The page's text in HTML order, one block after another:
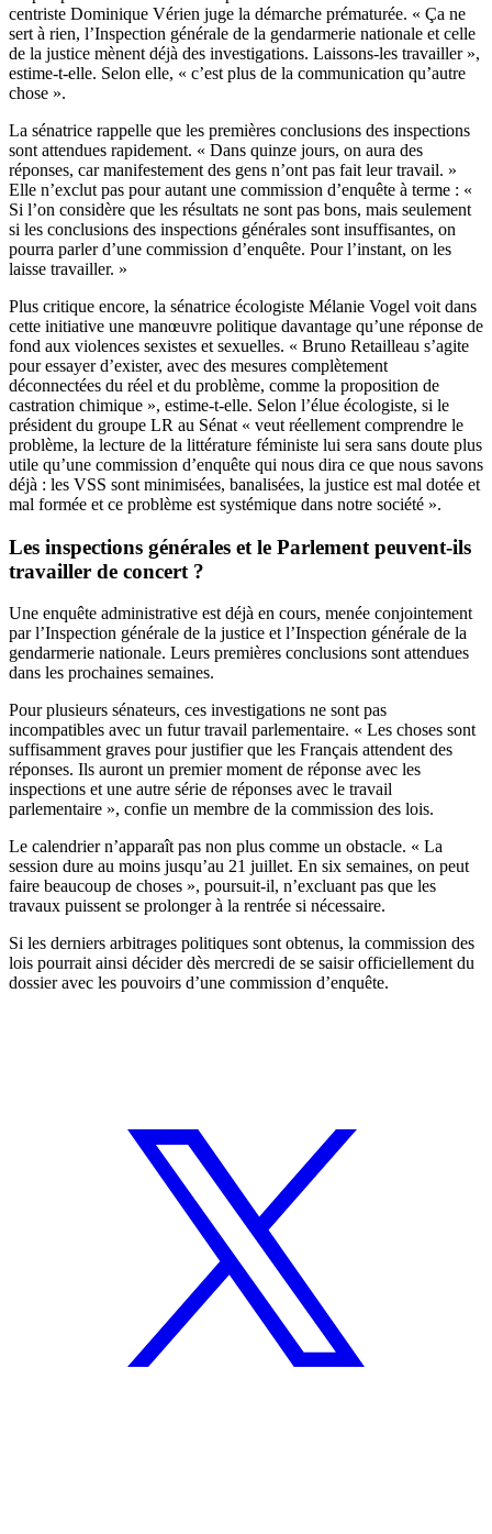
centriste Dominique Vérien juge la démarche prématurée. « Ça ne
sert à rien, l’Inspection générale de la gendarmerie nationale et celle
de la justice mènent déjà des investigations. Laissons-les travailler »,
estime-t-elle. Selon elle, « c’est plus de la communication qu’autre
chose ».
La sénatrice rappelle que les premières conclusions des inspections
sont attendues rapidement. « Dans quinze jours, on aura des
réponses, car manifestement des gens n’ont pas fait leur travail. »
Elle n’exclut pas pour autant une commission d’enquête à terme : «
Si l’on considère que les résultats ne sont pas bons, mais seulement
si les conclusions des inspections générales sont insuffisantes, on
pourra parler d’une commission d’enquête. Pour l’instant, on les
laisse travailler. »
Plus critique encore, la sénatrice écologiste Mélanie Vogel voit dans
cette initiative une manœuvre politique davantage qu’une réponse de
fond aux violences sexistes et sexuelles. « Bruno Retailleau s’agite
pour essayer d’exister, avec des mesures complètement
déconnectées du réel et du problème, comme la proposition de
castration chimique », estime-t-elle. Selon l’élue écologiste, si le
président du groupe LR au Sénat « veut réellement comprendre le
problème, la lecture de la littérature féministe lui sera sans doute plus
utile qu’une commission d’enquête qui nous dira ce que nous savons
déjà : les VSS sont minimisées, banalisées, la justice est mal dotée et
mal formée et ce problème est systémique dans notre société ».
Les inspections générales et le Parlement peuvent-ils
travailler de concert ?
Une enquête administrative est déjà en cours, menée conjointement
par l’Inspection générale de la justice et l’Inspection générale de la
gendarmerie nationale. Leurs premières conclusions sont attendues
dans les prochaines semaines.
Pour plusieurs sénateurs, ces investigations ne sont pas
incompatibles avec un futur travail parlementaire. « Les choses sont
suffisamment graves pour justifier que les Français attendent des
réponses. Ils auront un premier moment de réponse avec les
inspections et une autre série de réponses avec le travail
parlementaire », confie un membre de la commission des lois.
Le calendrier n’apparaît pas non plus comme un obstacle. « La
session dure au moins jusqu’au 21 juillet. En six semaines, on peut
faire beaucoup de choses », poursuit-il, n’excluant pas que les
travaux puissent se prolonger à la rentrée si nécessaire.
Si les derniers arbitrages politiques sont obtenus, la commission des
lois pourrait ainsi décider dès mercredi de se saisir officiellement du
dossier avec les pouvoirs d’une commission d’enquête.